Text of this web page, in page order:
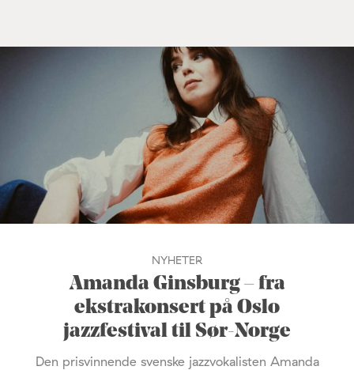
NYHETER
Amanda Ginsburg – fra
ekstrakonsert på Oslo
jazzfestival til Sør-Norge
Den prisvinnende svenske jazzvokalisten Amanda